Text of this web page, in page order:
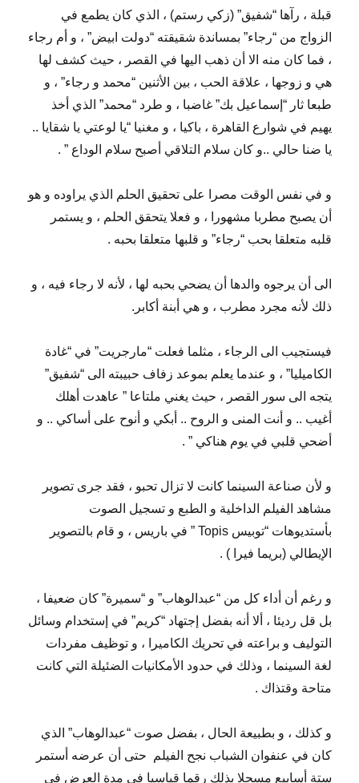
قبلة ، رآها “شفيق” (زكي رستم) ، الذي كان يطمع في
الزواج من “رجاء” بمساندة شقيقته “دولت ابيض” ، و أم رجاء
، فما كان منه الا أن ذهب اليها في القصر ، حيث كشف لها
هي و زوجها ، علاقة الحب ، بين الأثنين “محمد و رجاء” ، و
طبعا ثار “إسماعيل بك” غاضبا ، و طرد “محمد” الذي أخذ
يهيم في شوارع القاهرة ، باكيا ، و مغنيا “يا لوعتي يا شقايا ..
يا ضنا حالي ..و كان سلام التلاقي أصبح سلام الوداع ” .
و في نفس الوقت مصرا على تحقيق الحلم الذي يراوده و هو
أن يصبح مطربا مشهورا ، و فعلا يتحقق الحلم ، و يستمر
قلبه متعلقا بحب “رجاء” و قلبها متعلقا بحبه .
الى أن يرجوه والدها أن يضحي بحبه لها ، لأنه لا رجاء فيه ، و
ذلك لأنه مجرد مطرب ، و هي أبنة أكابر.
فيستجيب الى الرجاء ، مثلما فعلت “مارجريت” في “غادة
الكاميليا” ، و عندما يعلم بموعد زفاف حبيبته الى “شفيق”
يتجه الى سور القصر ، حيث يغني ملتاعا ” عاهدت أهلك
أغيب .. و أنت المنى و الروح .. أبكي و أنوح على أساكي .. و
أضحي قلبي في يوم هناكي ” .
و لأن صناعة السينما كانت لا تزال تحبو ، فقد جرى تصوير
مشاهد الفيلم الداخلية و الطبع و تسجيل الصوت
بأستديوهات “توبيس Topis ” في باريس ، و قام بالتصوير
الإيطالي (بريما فيرا ) .
و رغم أن أداء كل من “عبدالوهاب” و “سميرة” كان ضعيفا ،
بل قل رديئا ، ألا أنه بفضل إجتهاد “كريم” في إستخدام وسائل
التوليف و براعته في تحريك الكاميرا ، و توظيف مفردات
لغة السينما ، وذلك في حدود الأمكانيات الضئيلة التي كانت
متاحة وقتذاك .
و كذلك ، و بطبيعة الحال ، بفضل صوت “عبدالوهاب” الذي
كان في عنفوان الشباب نجح الفيلم
حتى أن عرضه أستمر
ستة أسابيع مسجلا بذلك رقما قياسيا في مدة العرض في